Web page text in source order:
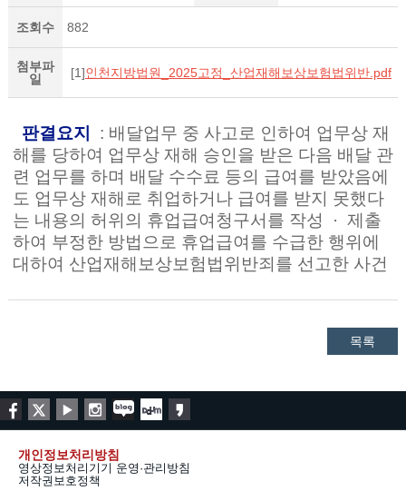
조회수 882
첨부파
일
[1]인천지방법원_2025고정_산업재해보상보험법위반.pdf
판결요지
: 배달업무 중 사고로 인하여 업무상 재
해를 당하여 업무상 재해 승인을 받은 다음 배달 관
련 업무를 하며 배달 수수료 등의 급여를 받았음에
도 업무상 재해로 취업하거나 급여를 받지 못했다
는 내용의 허위의 휴업급여청구서를 작성
· 제출
하여 부정한 방법으로 휴업급여를 수급한 행위에
대하여 산업재해보상보험법위반죄를 선고한 사건
목록
개인정보처리방침
영상정보처리기기 운영·관리방침
저작권보호정책